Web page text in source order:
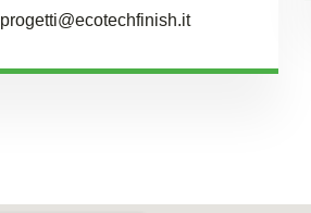
progetti@ecotechfinish.it